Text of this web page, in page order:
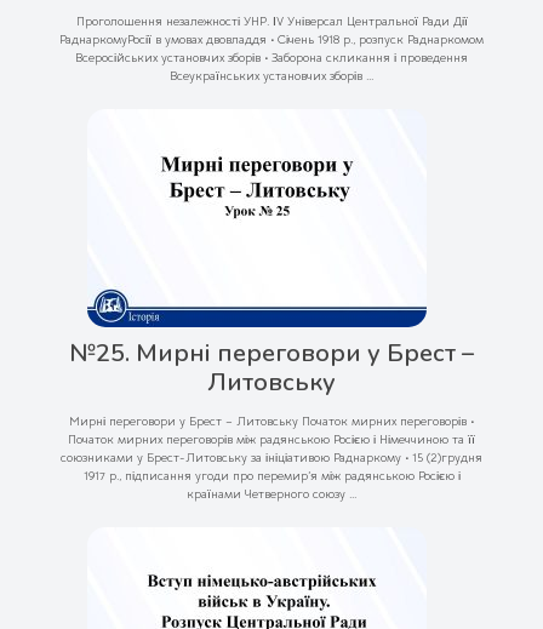
Проголошення незалежності УНР. ІV Універсал Центральної Ради Дії
РаднаркомуРосії в умовах двовладдя • Січень 1918 р., розпуск Раднаркомом
Всеросійських установчих зборів • Заборона скликання і проведення
Всеукраїнських установчих зборів ...
№25. Мирні переговори у Брест –
Литовську
Мирні переговори у Брест – Литовську Початок мирних переговорів •
Початок мирних переговорів між радянською Росією і Німеччиною та її
союзниками у Брест-Литовську за ініціативою Раднаркому • 15 (2)грудня
1917 р., підписання угоди про перемир’я між радянською Росією і
країнами Четверного союзу ...